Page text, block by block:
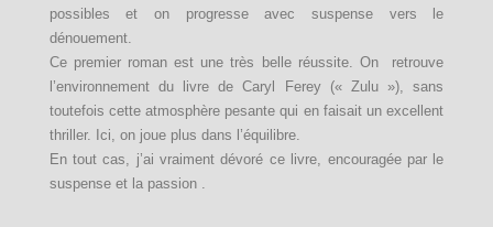
possibles et on progresse avec suspense vers le
dénouement.
Ce premier roman est une très belle réussite. On retrouve
l’environnement du livre de Caryl Ferey (« Zulu »), sans
toutefois cette atmosphère pesante qui en faisait un excellent
thriller. Ici, on joue plus dans l’équilibre.
En tout cas, j’ai vraiment dévoré ce livre, encouragée par le
suspense et la passion .